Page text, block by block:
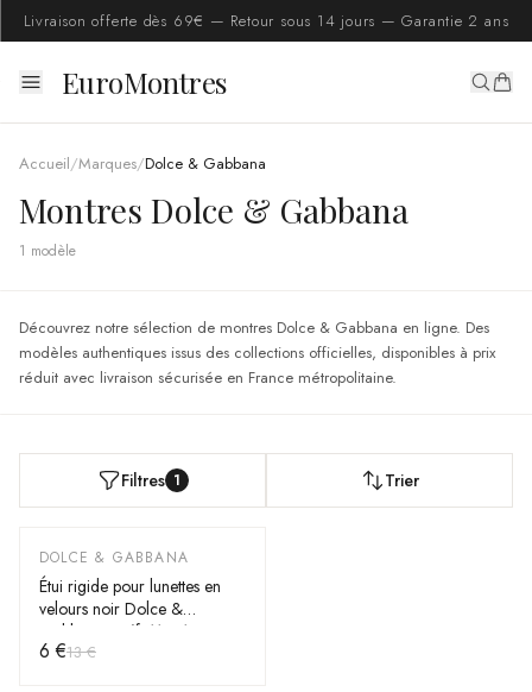
Livraison offerte dès 69€ — Retour sous 14 jours — Garantie 2 ans
EuroMontres
Accueil/Marques/Dolce & Gabbana
Montres Dolce & Gabbana
1 modèle
Découvrez notre sélection de montres Dolce & Gabbana en ligne. Des
modèles authentiques issus des collections officielles, disponibles à prix
réduit avec livraison sécurisée en France métropolitaine.
Filtres 1 Trier
-52%
DOLCE & GABBANA
Étui rigide pour lunettes en
velours noir Dolce &
Gabbana - Réf. 112213
6 €13 €